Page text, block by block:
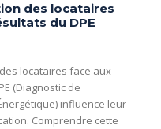
des locataires
du DPE
locataires face aux
(Diagnostic de
influence leur
Comprendre cette